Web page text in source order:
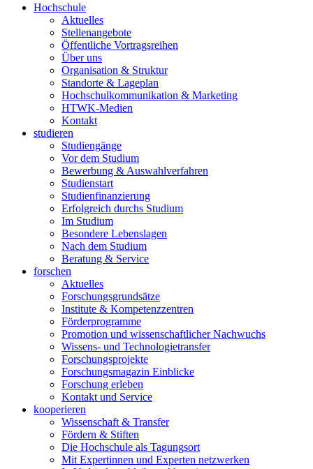
Hochschule
Aktuelles
Stellenangebote
Öffentliche Vortragsreihen
Über uns
Organisation & Struktur
Standorte & Lageplan
Hochschulkommunikation & Marketing
HTWK-Medien
Kontakt
studieren
Studiengänge
Vor dem Studium
Bewerbung & Auswahlverfahren
Studienstart
Studienfinanzierung
Erfolgreich durchs Studium
Im Studium
Besondere Lebenslagen
Nach dem Studium
Beratung & Service
forschen
Aktuelles
Forschungsgrundsätze
Institute & Kompetenzzentren
Förderprogramme
Promotion und wissenschaftlicher Nachwuchs
Wissens- und Technologietransfer
Forschungsprojekte
Forschungsmagazin Einblicke
Forschung erleben
Kontakt und Service
kooperieren
Wissenschaft & Transfer
Fördern & Stiften
Die Hochschule als Tagungsort
Mit Expertinnen und Experten netzwerken